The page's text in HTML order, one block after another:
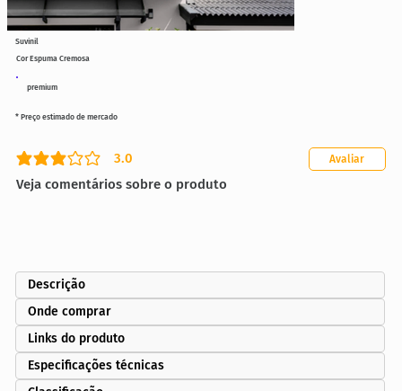
premium
Cor Espuma Cremosa
3.0
classificação média é 3 de 5
Veja comentários sobre o produto
Avaliar
* Preço estimado de mercado
Suvinil
Descrição
Onde comprar
Links do produto
Especificações técnicas